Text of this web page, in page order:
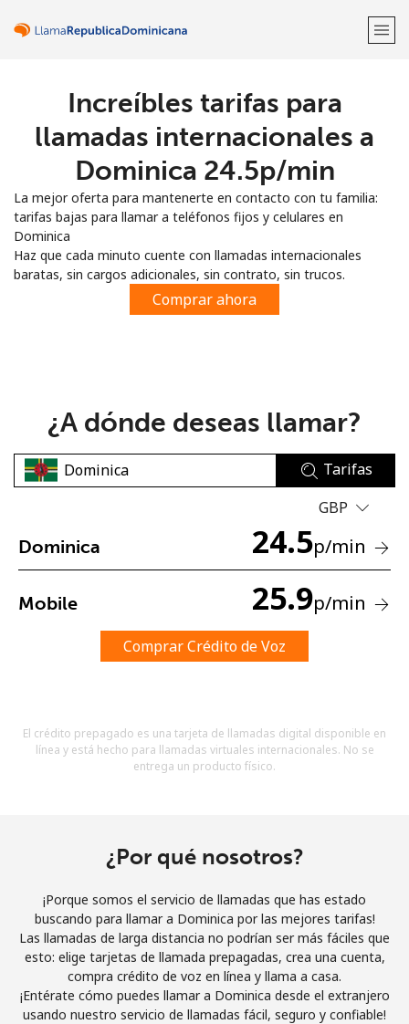
¡Bienvenido!
Regístrate con
o
No se ha creado una contraseña
Una letra mayúscula y una minúscula
Un caracter especial
Términos y condiciones.
Únete
¡Hola!
Increíbles tarifas para
llamadas internacionales a
Dominica ⁦24.5p⁩/min
La mejor oferta para mantenerte en contacto con tu familia:
tarifas bajas para llamar a teléfonos fijos y celulares en
Dominica
Haz que cada minuto cuente con llamadas internacionales
baratas, sin cargos adicionales, sin contrato, sin trucos.
Comprar ahora
¿A dónde deseas llamar?
Tarifas
GBP
Dominica 24.5p/min
Mobile 25.9p/min
Comprar Crédito de Voz
El crédito prepagado es una tarjeta de llamadas digital disponible en
línea y está hecho para llamadas virtuales internacionales. No se
entrega un producto físico.
¿Por qué nosotros?
¡Porque somos el servicio de llamadas que has estado
buscando para llamar a Dominica por las mejores tarifas!
Las llamadas de larga distancia no podrían ser más fáciles que
esto: elige tarjetas de llamada prepagadas, crea una cuenta,
compra crédito de voz en línea y llama a casa.
¡Entérate cómo puedes llamar a Dominica desde el extranjero
usando nuestro servicio de llamadas fácil, seguro y confiable!